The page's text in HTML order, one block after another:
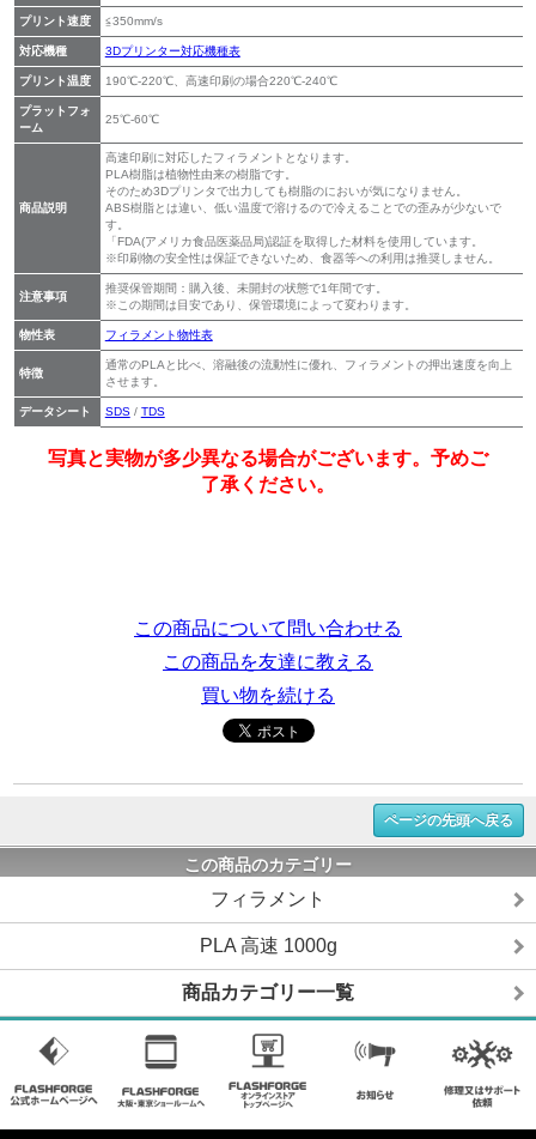
プリント速度 ≦350mm/s
対応機種 3Dプリンター対応機種表
プリント温度 190℃-220℃、高速印刷の場合220℃-240℃
プラットフォ
ーム
25℃-60℃
商品説明
高速印刷に対応したフィラメントとなります。
PLA樹脂は植物性由来の樹脂です。
そのため3Dプリンタで出力しても樹脂のにおいが気になりません。
ABS樹脂とは違い、低い温度で溶けるので冷えることでの歪みが少ないで
す。
「FDA(アメリカ食品医薬品局)認証を取得した材料を使用しています。
※印刷物の安全性は保証できないため、食器等への利用は推奨しません。
注意事項
推奨保管期間：購入後、未開封の状態で1年間です。
※この期間は目安であり、保管環境によって変わります。
物性表 フィラメント物性表
特徴
通常のPLAと比べ、溶融後の流動性に優れ、フィラメントの押出速度を向上
させます。
データシート SDS/ TDS
写真と実物が多少異なる場合がございます。予めご
了承ください。
この商品について問い合わせる
この商品を友達に教える
買い物を続ける
ページの先頭へ戻る
この商品のカテゴリー
フィラメント
PLA 高速 1000g
商品カテゴリー一覧